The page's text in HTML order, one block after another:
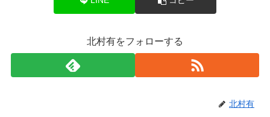
北村有をフォローする
北村有